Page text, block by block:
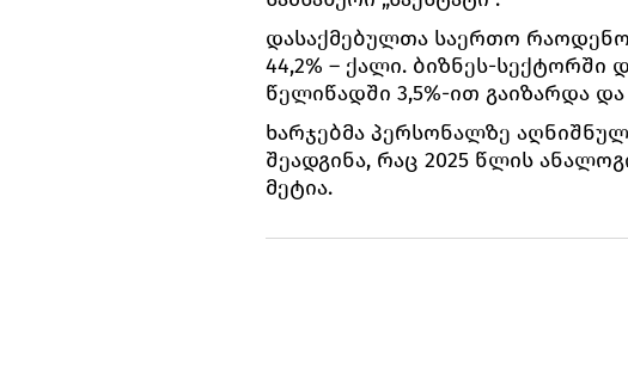
დასაქმებულთა საერთო
44,2% – ქალი. ბიზნეს-
წელიწადში 3,5%-ით გაიზარდა და
ხარჯებმა პერსონალზე
შეადგინა, რაც 2025 წლის
მეტია.